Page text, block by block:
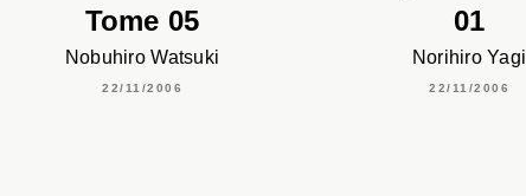
Tome 05
Nobuhiro Watsuki
22/11/2006
01
Norihiro Yagi
22/11/2006